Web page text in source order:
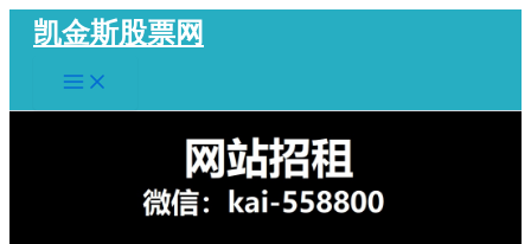
容
凯金斯股票网
Main
Menu